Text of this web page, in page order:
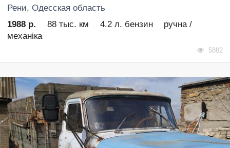
Рени, Одесская область
1988 р.
88 тыс. км 4.2 л. бензин
ручна /
механіка
5882